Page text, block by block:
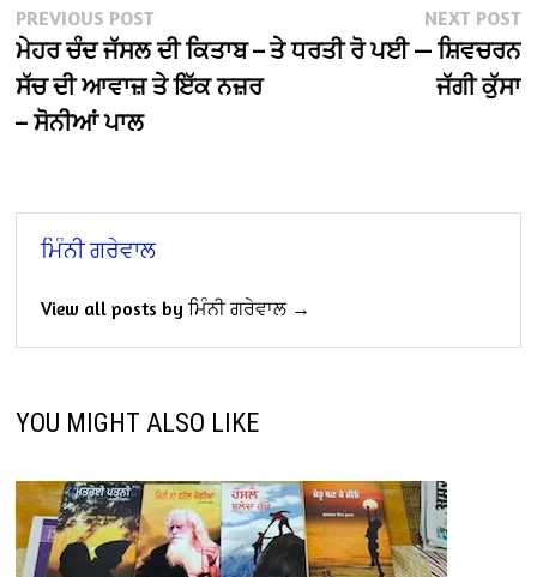
Post
navigation
PREVIOUS POSTPrevious
post:
ਮੇਹਰ ਚੰਦ ਜੱਸਲ ਦੀ ਕਿਤਾਬ –
ਸੱਚ ਦੀ ਆਵਾਜ਼ ਤੇ ਇੱਕ ਨਜ਼ਰ
– ਸੋਨੀਆਂ ਪਾਲ
NEXT POST
ਤੇ ਧਰਤੀ ਰੋ ਪਈ — ਸ਼ਿਵਚਰਨ
ਜੱਗੀ ਕੁੱਸਾ
ਮਿੰਨੀ ਗਰੇਵਾਲ
View all posts by ਮਿੰਨੀ ਗਰੇਵਾਲ →
YOU MIGHT ALSO LIKE